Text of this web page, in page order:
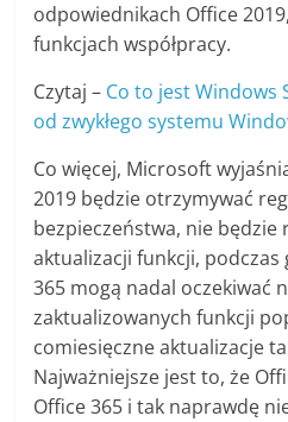
odpowiednikach Office
funkcjach współpracy.
Czytaj – Co to jest Windows
od zwykłego systemu
Co więcej, Microsoft
2019 będzie otrzymywać
bezpieczeństwa, nie będzie
aktualizacji funkcji,
365 mogą nadal oczekiwać
zaktualizowanych funkcji
comiesięczne aktualizacje
Najważniejsze jest to, że
Office 365 i tak naprawdę